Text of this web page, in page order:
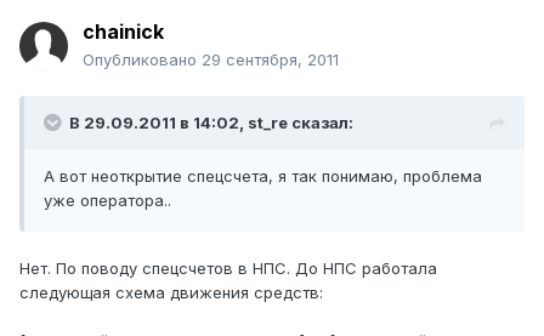
chainick
Опубликовано 29 сентября, 2011
В 29.09.2011 в 14:02, st_re сказал:
А вот неоткрытие спецсчета, я так понимаю, проблема
уже оператора..
Нет. По поводу спецсчетов в НПС. До НПС работала
следующая схема движения средств: